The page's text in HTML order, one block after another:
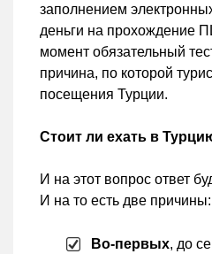
заполнением
деньги на прохождение
момент обязательный
причина, по которой
посещения Турции.
Стоит ли ехать в
И на этот вопрос ответ
И на то есть две причины:
Во-первых, до